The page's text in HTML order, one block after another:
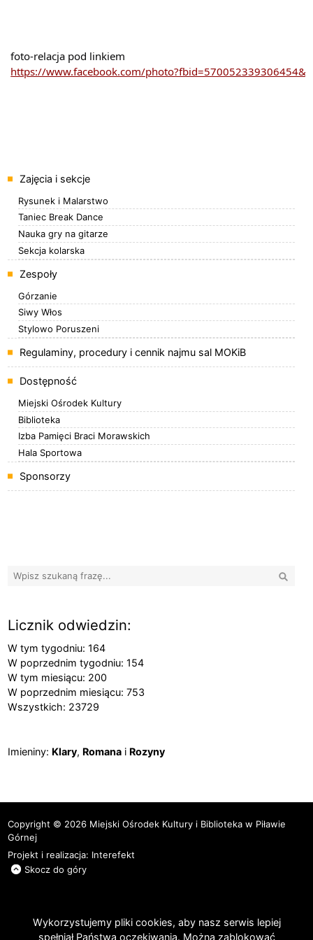
Wykorzystujemy pliki cookies, aby nasz serwis lepiej
spełniał Państwa oczekiwania. Można zablokować
foto-relacja pod linkiem
https://www.facebook.com/
Menu
Zajęcia i sekcje
Rysunek i Malarstwo
Taniec Break Dance
Nauka gry na gitarze
Sekcja kolarska
Zespoły
Górzanie
Siwy Włos
Stylowo Poruszeni
Regulaminy, procedury i cennik najmu sal MOKiB
Dostępność
Miejski Ośrodek Kultury
Biblioteka
Izba Pamięci Braci Morawskich
Hala Sportowa
Sponsorzy
Licznik odwiedzin:
W tym tygodniu: 164
W poprzednim tygodniu: 154
W tym miesiącu: 200
W poprzednim miesiącu: 753
Wszystkich: 23729
Imieniny
Imieniny: Klary, Romana i Rozyny
Copyright © 2026 Miejski Ośrodek Kultury i Biblioteka w Piławie
Górnej
Projekt i realizacja: Interefekt
Skocz do góry